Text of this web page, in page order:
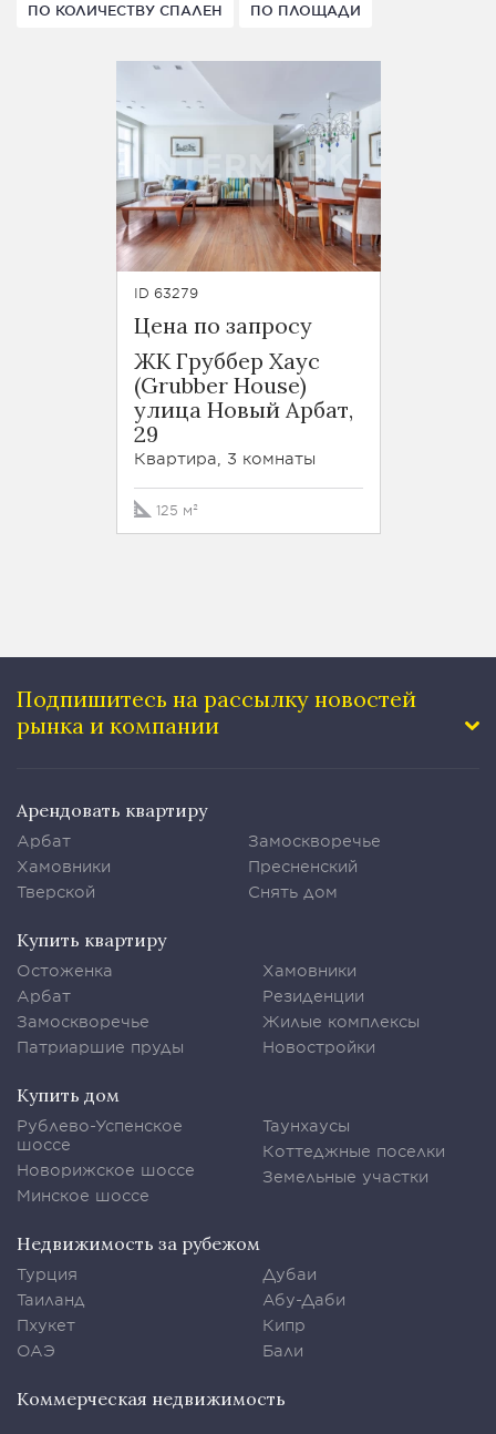
ПО КОЛИЧЕСТВУ СПАЛЕН ПО ПЛОЩАДИ
ID 63279
Цена по запросу
ЖК Груббер Хаус
(Grubber House)
улица Новый Арбат,
29
Квартира, 3 комнаты
125 м²
Подпишитесь на рассылку новостей
рынка и компании
Арендовать квартиру
Арбат
Хамовники
Тверской
Замоскворечье
Пресненский
Снять дом
Купить квартиру
Остоженка
Арбат
Замоскворечье
Патриаршие пруды
Хамовники
Резиденции
Жилые комплексы
Новостройки
Купить дом
Рублево-Успенское
шоссе
Новорижское шоссе
Минское шоссе
Таунхаусы
Коттеджные поселки
Земельные участки
Недвижимость за рубежом
Турция
Таиланд
Пхукет
ОАЭ
Дубаи
Абу-Даби
Кипр
Бали
Коммерческая недвижимость